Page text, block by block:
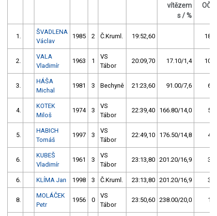
vítězem
s / %
OČ
1.
ŠVADLENA
Václav
1985 2 Č.Kruml. 19:52,60 18
2.
VALA
Vladimír
1963 1
VS
Tábor
20:09,70 17.10/1,4 10
3.
HÁŠA
Michal
1981 3 Bechyně 21:23,60 91.00/7,6 6
4.
KOTEK
Miloš
1974 3
VS
Tábor
22:39,40 166.80/14,0 5
5.
HABICH
Tomáš
1997 3
VS
Tábor
22:49,10 176.50/14,8 4
6.
KUBEŠ
Vladimír
1961 3
VS
Tábor
23:13,80 201.20/16,9 3
6. KLÍMA Jan 1998 3 Č.Kruml. 23:13,80 201.20/16,9 3
8.
MOLÁČEK
Petr
1956 0
VS
Tábor
23:50,60 238.00/20,0 1